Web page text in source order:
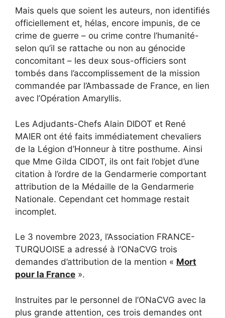
Mais quels que soient les auteurs, non identifiés
officiellement et, hélas, encore impunis, de ce
crime de guerre – ou crime contre l’humanité-
selon qu’il se rattache ou non au génocide
concomitant – les deux sous-officiers sont
tombés dans l’accomplissement de la mission
commandée par l’Ambassade de France, en lien
avec l’Opération Amaryllis.
Les Adjudants-Chefs Alain DIDOT et René
MAIER ont été faits immédiatement chevaliers
de la Légion d’Honneur à titre posthume. Ainsi
que Mme Gilda CIDOT, ils ont fait l’objet d’une
citation à l’ordre de la Gendarmerie comportant
attribution de la Médaille de la Gendarmerie
Nationale. Cependant cet hommage restait
incomplet.
Le 3 novembre 2023, l’Association FRANCE-
TURQUOISE a adressé à l’ONaCVG trois
demandes d’attribution de la mention « Mort
pour la France ».
Instruites par le personnel de l’ONaCVG avec la
plus grande attention, ces trois demandes ont